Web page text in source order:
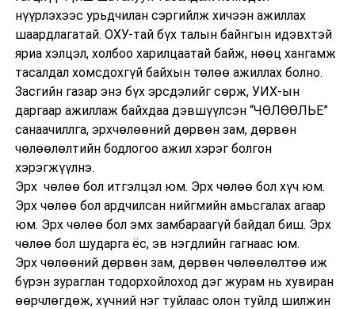
нүүрлэхээс урьдчилан сэргийлж хичээн ажиллах
шаардлагатай. ОХУ-тай бүх талын байнгын идэвхтэй
яриа хэлцэл, холбоо харилцаатай байж, нөөц хангамж
тасалдал хомсдохгүй байхын төлөө ажиллах болно.
Засгийн газар энэ бүх эрсдэлийг сөрж, УИХ-ын
даргаар ажиллаж байхдаа дэвшүүлсэн “ЧӨЛӨӨЛЬЕ”
санаачиллга, эрхчөлөөний дөрвөн зам, дөрвөн
чөлөөлөлтийн бодлогоо ажил хэрэг болгон
хэрэгжүүлнэ.
Эрх чөлөө бол итгэлцэл юм. Эрх чөлөө бол хүч юм.
Эрх чөлөө бол ардчилсан нийгмийн амьсгалах агаар
юм. Эрх чөлөө бол эмх замбараагүй байдал биш. Эрх
чөлөө бол шударга ёс, эв нэгдлийн гагнаас юм.
Эрх чөлөөний дөрвөн зам, дөрвөн чөлөөлөлтөө иж
бүрэн зураглан тодорхойлоход дэг журам нь хувиран
өөрчлөгдөж, хүчний нэг туйлаас олон туйлд шилжин